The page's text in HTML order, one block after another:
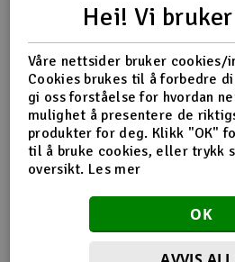
Raketter
Smarthjem, lek &
Solenergi
Sparkesykler &
Verktøy, utstyr &
Produktinformasjon
TX-3161 Screws, M2x8mm
Flere detaljer
Produktet er
Reservedeler
Hei! Vi
Våre nettsider bruker cookies/
Cookies brukes til å forbedre
gi oss forståelse for hvordan
mulighet å presentere de
produkter for deg. Klikk "OK"
til å bruke cookies, eller trykk
oversikt. Les mer
OK